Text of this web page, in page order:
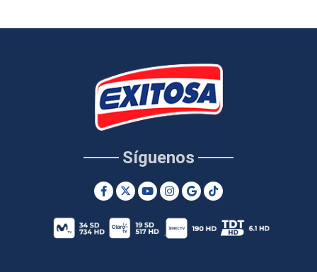
Síguenos